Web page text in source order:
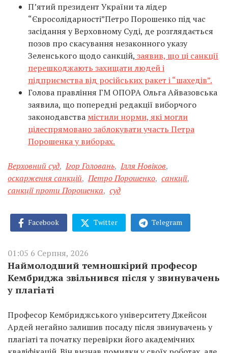
П’ятий президент України та лідер
“Євросолідарності”Петро Порошенко під час
засідання у Верховному Суді, де розглядається
позов про скасування незаконного указу
Зеленського щодо санкцій, заявив, що ці санкції
перешкоджають захищати людей і
підприємства від російських ракет і “шахедів”.
Голова правління ГМ ОПОРА Ольга Айвазовська
заявила, що попередні редакції виборчого
законодавства містили норми, які могли
цілеспрямовано заблокувати участь Петра
Порошенка у виборах.
Верховний суд, Ігор Головань, Ілля Новіков,
оскарження санкцій, Петро Порошенко, санкції,
санкції проти Порошенка, суд
Facebook Twitter Telegram
01:05 6 Серпня, 2026
Наймолодший темношкірий професор
Кембриджа звільнився після у звинувачень
у плагіаті
Професор Кембриджського університету Джейсон
Ардей негайно залишив посаду після звинувачень у
плагіаті та початку перевірки його академічних